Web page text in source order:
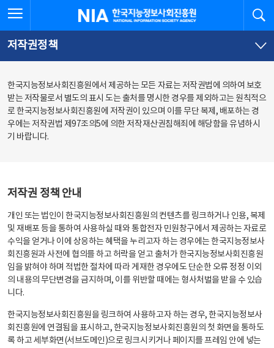
문
로
가
체
뉴
바
가
한국지능정보사회진흥원
저작권정책
한국지능정보사회진흥원에서 제공하는 모든 자료는 저작권법에 의하여 보호
받는 저작물로서 별도의 표시 도는 출처를 명시한 경우를 제외하고는 원칙적으
로 한국지능정보사회진흥원에 저작권이 있으며 이를 무단 복제, 배포하는 경
우에는 저작권법 제97조의5에 의한 저작재산권침해죄에 해당함을 유념하시
기 바랍니다.
저작권 정책 안내
개인 또는 법인이 한국지능정보사회진흥원의 컨텐츠를 링크하거나 인용, 복제
및 재배포 등을 통하여 사용하실 때와 통합전자 민원창구에서 제공하는 자료로
수익을 얻거나 이에 상응하는 혜택을 누리고자 하는 경우에는 한국지능정보사
회진흥원과 사전에 협의를 하고 허락을 얻고 출처가 한국지능정보사회진흥원
임을 밝혀야 하며 적법한 절차에 따라 게재한 경우에도 단순한 오류 정정 이외
의 내용의 무단변경을 금지하며, 이를 위반할 때에는 형사처벌을 받을 수 있습
니다.
한국지능정보사회진흥원을 링크하여 사용하고자 하는 경우, 한국지능정보사
회진흥원에 연결됨을 표시하고, 한국지능정보사회진흥원의 첫 화면을 통하도
록 하고 세부화면(서브도메인)으로 링크시키거나 페이지를 프레임 안에 넣는